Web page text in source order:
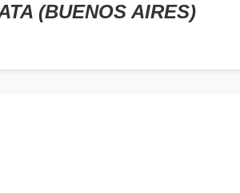
(BUENOS AIRES)